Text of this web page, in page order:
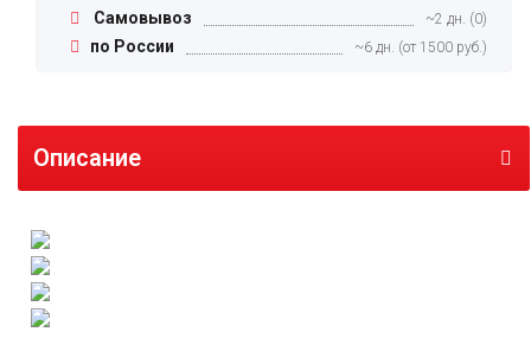
Самовывоз ~2 дн. (0)
по России ~6 дн. (от 1500 руб.)
Описание